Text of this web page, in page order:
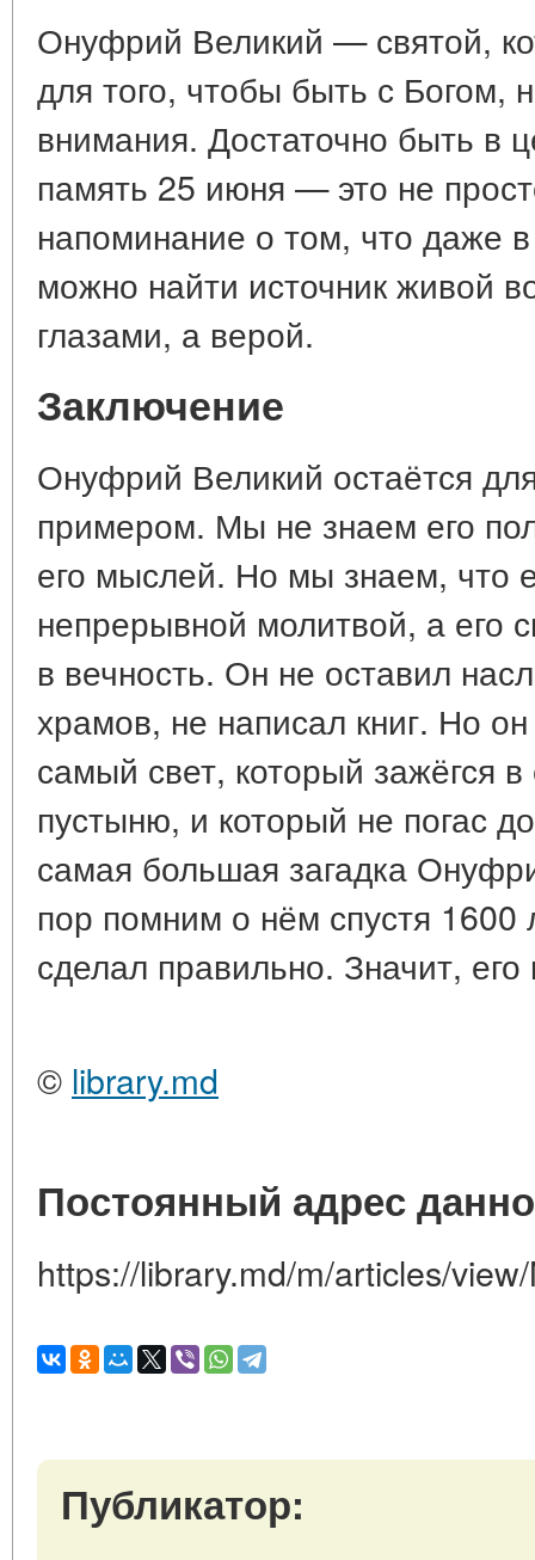
Онуфрий Великий — святой,
для того, чтобы быть с Богом,
внимания. Достаточно быть в
память 25 июня — это не
напоминание о том, что даже
можно найти источник живой
глазами, а верой.
Заключение
Онуфрий Великий остаётся
примером. Мы не знаем его
его мыслей. Но мы знаем, что
непрерывной молитвой, а его
в вечность. Он не оставил
храмов, не написал книг. Но
самый свет, который зажёгся
пустыню, и который не погас
самая большая загадка
пор помним о нём спустя 1600
сделал правильно. Значит,
© library.md
Постоянный адрес
https://library.md/m/articles/
Публикатор: